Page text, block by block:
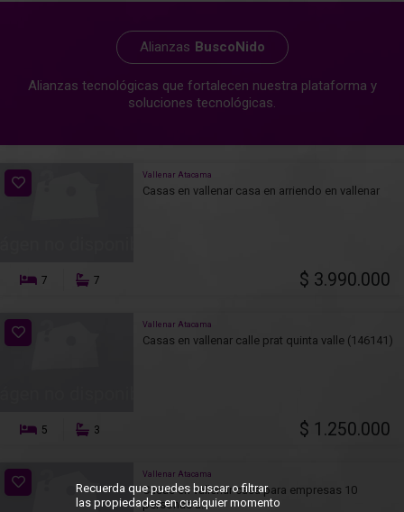
Alianzas BuscoNido
Alianzas tecnológicas que fortalecen nuestra plataforma y
soluciones tecnológicas.
Vallenar Atacama
Casas en vallenar casa en arriendo en vallenar
7 7 $ 3.990.000
Vallenar Atacama
Casas en vallenar calle prat quinta valle (146141)
5 3 $ 1.250.000
Vallenar Atacama
Casas en vallenar casa para empresas 10
personas a...
Recuerda que puedes buscar o filtrar
las propiedades en cualquier momento